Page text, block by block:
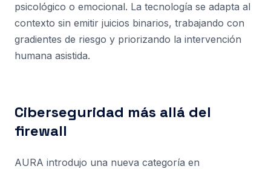
psicológico o emocional. La tecnología se adapta al
contexto sin emitir juicios binarios, trabajando con
gradientes de riesgo y priorizando la intervención
humana asistida.
Ciberseguridad más allá del
firewall
AURA introdujo una nueva categoría en